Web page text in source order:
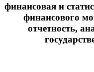
финансовая и
финансового
отчетность,